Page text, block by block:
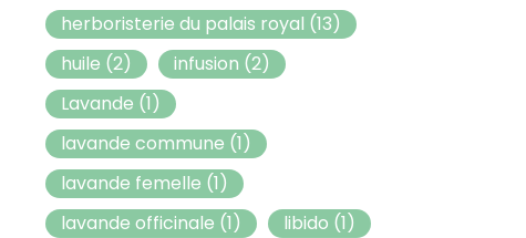
herboristerie du palais royal (13)
huile (2) infusion (2)
Lavande (1)
lavande commune (1)
lavande femelle (1)
lavande officinale (1) libido (1)